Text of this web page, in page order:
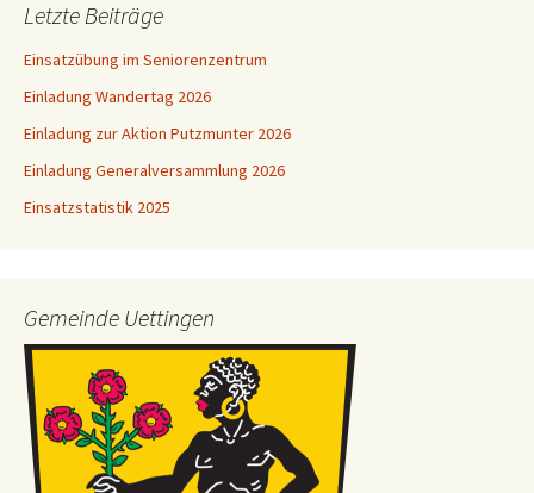
Letzte Beiträge
Einsatzübung im Seniorenzentrum
Einladung Wandertag 2026
Einladung zur Aktion Putzmunter 2026
Einladung Generalversammlung 2026
Einsatzstatistik 2025
Gemeinde Uettingen